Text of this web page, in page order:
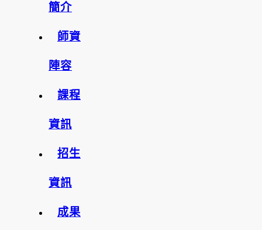
簡介
師資
陣容
課程
資訊
招生
資訊
成果